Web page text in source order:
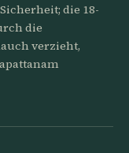
die 18-
die
verzieht,